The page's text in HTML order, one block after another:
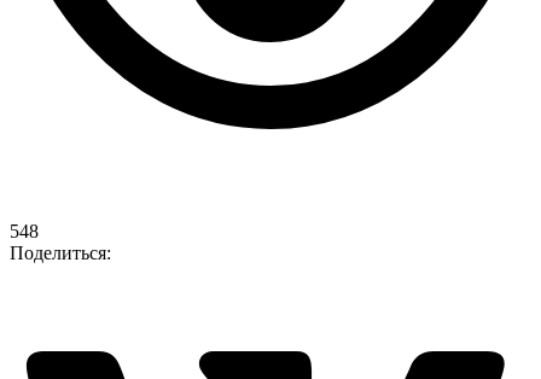
548
Поделиться: